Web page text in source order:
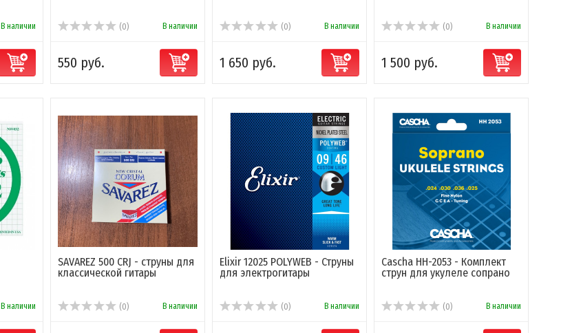
В наличии (0) В наличии
550 руб.
(0) В наличии
1 650 руб.
(0) В наличии
1 500 руб.
В наличии
SAVAREZ 500 CRJ - струны для
классической гитары
(0) В наличии
Elixir 12025 POLYWEB - Струны
для электрогитары
(0) В наличии
Cascha HH-2053 - Комплект
струн для укулеле сопрано
(0) В наличии